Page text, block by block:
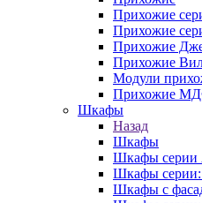
Прихожие
Прихожие
Прихожие
Прихожие
Модули
Прихожие
Шкафы
Назад
Шкафы
Шкафы серии
Шкафы серии:
Шкафы с